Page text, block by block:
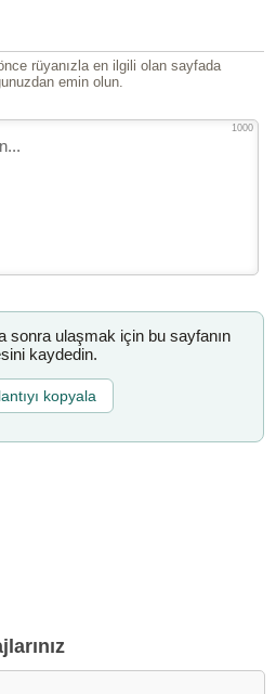
rüyanızla en ilgili olan sayfada
emin olun.
1000
sonra ulaşmak için bu sayfanın
kaydedin.
kopyala